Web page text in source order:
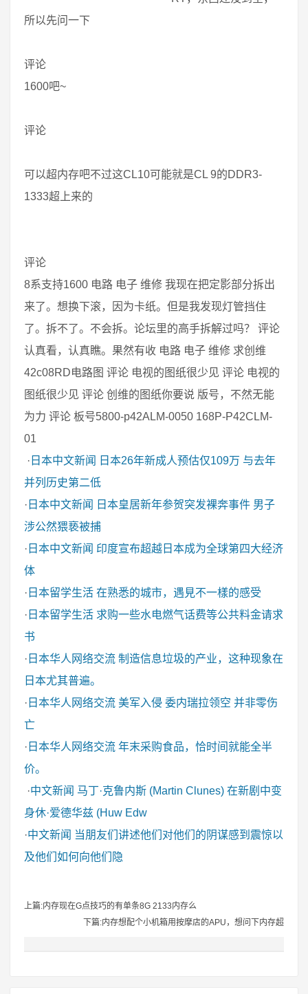
所以先问一下
评论
1600吧~
评论
可以超内存吧不过这CL10可能就是CL 9的DDR3-
1333超上来的
评论
8系支持1600 电路 电子 维修 我现在把定影部分拆出
来了。想换下滚，因为卡纸。但是我发现灯管挡住
了。拆不了。不会拆。论坛里的高手拆解过吗？ 评论
认真看，认真瞧。果然有收 电路 电子 维修 求创维
42c08RD电路图 评论 电视的图纸很少见 评论 电视的
图纸很少见 评论 创维的图纸你要说 版号，不然无能
为力 评论 板号5800-p42ALM-0050 168P-P42CLM-
01
· 日本中文新闻
日本26年新成人预估仅109万 与去年
并列历史第二低
· 日本中文新闻
日本皇居新年参贺突发裸奔事件 男子
涉公然猥亵被捕
· 日本中文新闻 印度宣布超越日本成为全球第四大经济
体
· 日本留学生活 在熟悉的城市，遇見不一樣的感受
· 日本留学生活 求购一些水电燃气话费等公共料金请求
书
· 日本华人网络交流 制造信息垃圾的产业，这种现象在
日本尤其普遍。
· 日本华人网络交流 美军入侵 委内瑞拉领空 并非零伤
亡
· 日本华人网络交流 年末采购食品，恰时间就能全半
价。
·中文新闻 马丁·克鲁内斯 (Martin Clunes) 在新剧中变
身休·爱德华兹 (Huw Edw
·中文新闻 当朋友们讲述他们对他们的阴谋感到震惊以
及他们如何向他们隐
上篇:内存现在G点技巧的有单条8G 2133内存么
下篇:内存想配个小机箱用按摩店的APU，想问下内存超